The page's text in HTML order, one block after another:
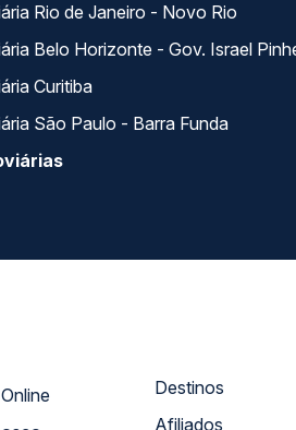
Rio de Janeiro - Novo Rio
Belo Horizonte - Gov. Israel
Curitiba
São Paulo - Barra Funda
Atendimento Online
Destinos
Afiliados